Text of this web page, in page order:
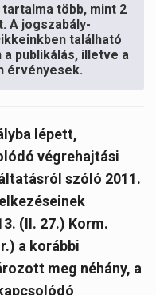
több, mint 2
A jogszabály-
található
publikálás, illetve a
érvényesek.
lépett,
végrehajtási
szóló 2011.
(II. 27.) Korm.
a korábbi
meg néhány, a